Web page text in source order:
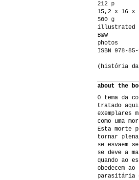
212 p
15,2 x 16 x
500 g
illustrated
B&W
photos
ISBN 978-
(história
about the
O tema da
tratado
exemplares
como uma
Esta morte
tornar plena
se esvaem
se deve a
quando ao
obedecem
parasitária